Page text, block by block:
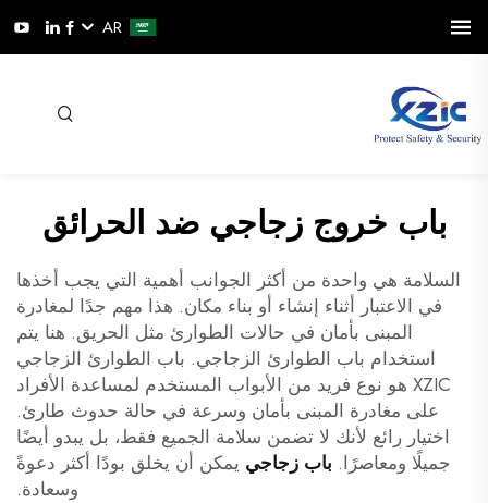
AR
باب خروج زجاجي ضد الحرائق
السلامة هي واحدة من أكثر الجوانب أهمية التي يجب أخذها
في الاعتبار أثناء إنشاء أو بناء مكان. هذا مهم جدًا لمغادرة
المبنى بأمان في حالات الطوارئ مثل الحريق. هنا يتم
استخدام باب الطوارئ الزجاجي. باب الطوارئ الزجاجي
XZIC هو نوع فريد من الأبواب المستخدم لمساعدة الأفراد
على مغادرة المبنى بأمان وسرعة في حالة حدوث طارئ.
اختيار رائع لأنك لا تضمن سلامة الجميع فقط، بل يبدو أيضًا
جميلًا ومعاصرًا. باب زجاجي يمكن أن يخلق بودًا أكثر دعوةً
وسعادة.